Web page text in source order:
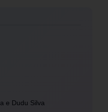
e Dudu Silva